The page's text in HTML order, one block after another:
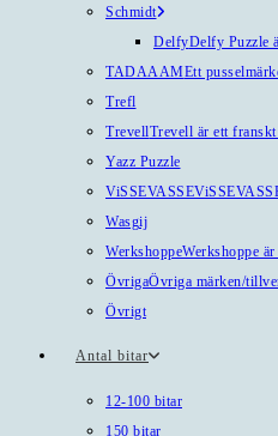
Schmidt
DelfyDelfy Puzzle
TADAAAMEtt
Trefl
TrevellTrevell är ett
Yazz Puzzle
ViSSEVASSE
Wasgij
WerkshoppeWerkshoppe
ÖvrigaÖvriga märken/
Övrigt
Antal bitar
12-100 bitar
150 bitar